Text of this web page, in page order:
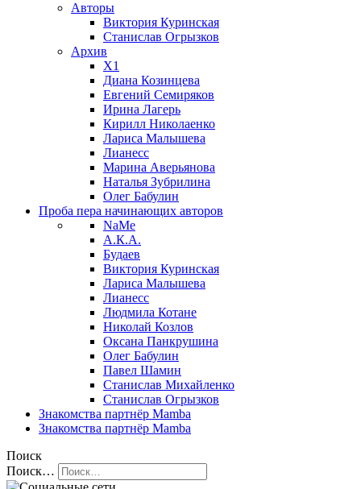
Авторы
Виктория Куринская
Станислав Огрызков
Архив
X1
Диана Козинцева
Евгений Семиряков
Ирина Лагерь
Кирилл Николаенко
Лариса Малышева
Лианесс
Марина Аверьянова
Наталья Зубрилина
Олег Бабулин
Проба пера начинающих авторов
NaMe
А.К.А.
Будаев
Виктория Куринская
Лариса Малышева
Лианесс
Людмила Котане
Николай Козлов
Оксана Панкрушина
Олег Бабулин
Павел Шамин
Станислав Михайленко
Станислав Огрызков
Знакомства партнёр Mamba
Знакомства партнёр Mamba
Поиск
Поиск…